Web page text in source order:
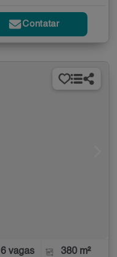
Contatar
6 vagas 380 m²